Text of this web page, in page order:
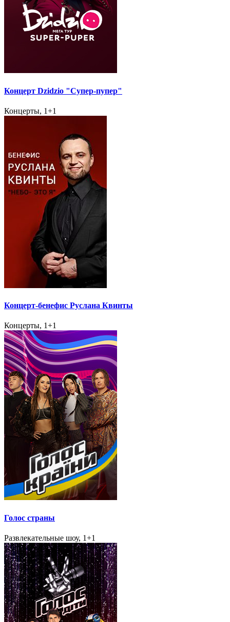
Концерт Dzidzio "Супер-пупер"
Концерты, 1+1
Концерт-бенефис Руслана Квинты
Концерты, 1+1
Голос страны
Развлекательные шоу, 1+1